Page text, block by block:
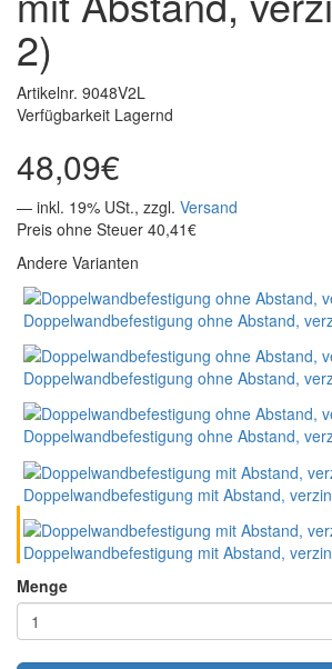
2)
Artikelnr. 9048V2L
Verfügbarkeit Lagernd
48,09€
— inkl. 19% USt., zzgl. Versand
Preis ohne Steuer 40,41€
Andere Varianten
Doppelwandbefestigung ohne Abstand,
Doppelwandbefestigung ohne Abstand,
Doppelwandbefestigung ohne Abstand,
Doppelwandbefestigung mit Abstand,
Doppelwandbefestigung mit Abstand,
Menge